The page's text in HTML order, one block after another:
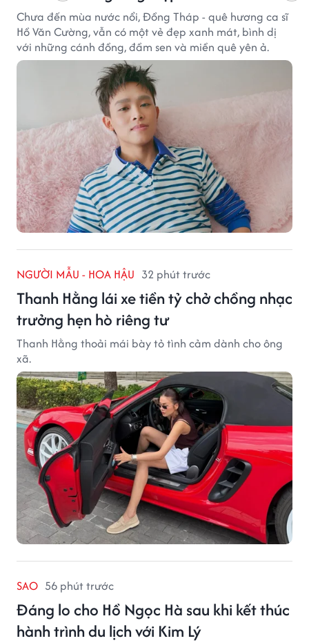
Chưa đến mùa nước nổi, Đồng Tháp - quê hương ca sĩ
Hồ Văn Cường, vẫn có một vẻ đẹp xanh mát, bình dị
với những cánh đồng, đầm sen và miền quê yên ả.
NGƯỜI MẪU - HOA HẬU 32 phút trước
Thanh Hằng lái xe tiền tỷ chở chồng nhạc
trưởng hẹn hò riêng tư
Thanh Hằng thoải mái bày tỏ tình cảm dành cho ông
xã.
SAO 56 phút trước
Đáng lo cho Hồ Ngọc Hà sau khi kết thúc
hành trình du lịch với Kim Lý